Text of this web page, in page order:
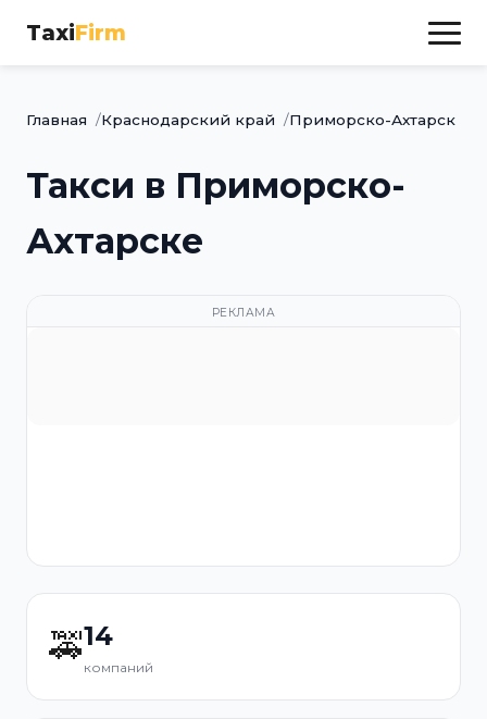
TaxiFirm
Главная Краснодарский край Приморско-Ахтарск
Такси в Приморско-
Ахтарске
РЕКЛАМА
🚕14
компаний